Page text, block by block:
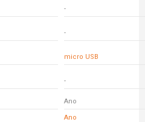
-
-
micro USB
-
Ano
Ano